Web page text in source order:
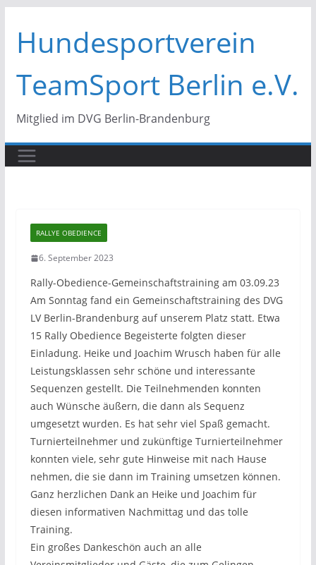
Inhalt
springen
Hundesportverein
TeamSport Berlin e.V.
Mitglied im DVG Berlin-Brandenburg
RALLYE OBEDIENCE
6. September 2023
Rally-Obedience-Gemeinschaftstraining am 03.09.23
Am Sonntag fand ein Gemeinschaftstraining des DVG
LV Berlin-Brandenburg auf unserem Platz statt. Etwa
15 Rally Obedience Begeisterte folgten dieser
Einladung. Heike und Joachim Wrusch haben für alle
Leistungsklassen sehr schöne und interessante
Sequenzen gestellt. Die Teilnehmenden konnten
auch Wünsche äußern, die dann als Sequenz
umgesetzt wurden. Es hat sehr viel Spaß gemacht.
Turnierteilnehmer und zukünftige Turnierteilnehmer
konnten viele, sehr gute Hinweise mit nach Hause
nehmen, die sie dann im Training umsetzen können.
Ganz herzlichen Dank an Heike und Joachim für
diesen informativen Nachmittag und das tolle
Training.
Ein großes Dankeschön auch an alle